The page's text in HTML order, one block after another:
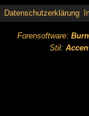
Datenschutzerklärung
Forensoftware:
Stil: